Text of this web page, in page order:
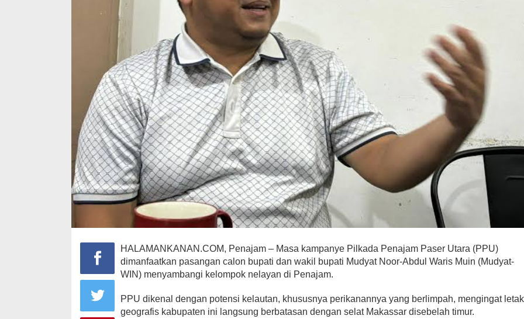
HALAMANKANAN.COM, Penajam – Masa kampanye Pilkada Penajam Paser Utara (PPU)
dimanfaatkan pasangan calon bupati dan wakil bupati Mudyat Noor-Abdul Waris Muin (Mudyat-
WIN) menyambangi kelompok nelayan di Penajam.
PPU dikenal dengan potensi kelautan, khususnya perikanannya yang berlimpah, mengingat letak
geografis kabupaten ini langsung berbatasan dengan selat Makassar disebelah timur.
Bendera Partai Dibakar, PPP
Kaltim Laporkan Oknum
Mahasiswa ke Polisi!
In Berita, Daerah, Nasional, Politik | May 25, 2026